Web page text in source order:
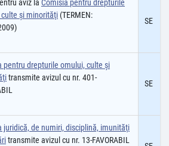
aviz la Comisia pentru drepturile
şi minorităţi (TERMEN:
SE
pentru drepturile omului, culte şi
transmite avizul cu nr. 401-
SE
juridică, de numiri, disciplină, imunităţi
transmite avizul cu nr. 13-FAVORABIL